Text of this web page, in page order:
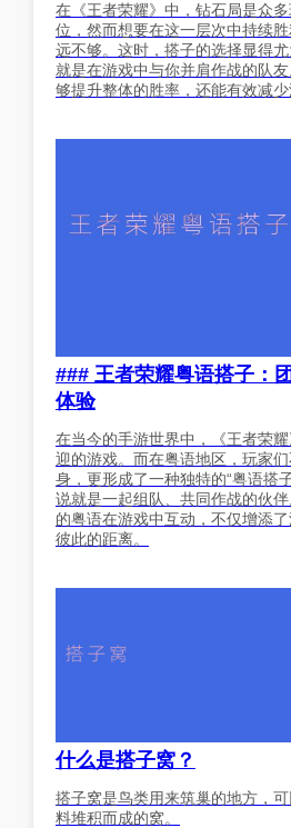
在《王者荣耀》中，钻石局是众
位，然而想要在这一层次中持续
远不够。这时，搭子的选择显得尤
就是在游戏中与你并肩作战的队
够提升整体的胜率，还能有效减少
### 王者荣耀粤语搭子：
体验
在当今的手游世界中，《王者荣
迎的游戏。而在粤语地区，玩家
身，更形成了一种独特的“粤语搭
说就是一起组队、共同作战的伙
的粤语在游戏中互动，不仅增添
彼此的距离。
什么是搭子窝？
搭子窝是鸟类用来筑巢的地方，
料堆积而成的窝。